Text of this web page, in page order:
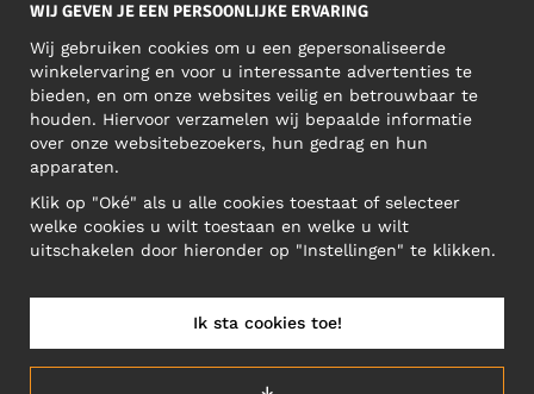
SOCIAL MEDIA
BEDRIJFSADRES
Narva mnt 5, EE-10117 Tallinn
Reg: 12356245
WIJ GEVEN JE EEN PERSOONLIJKE ERVARING
Wij gebruiken cookies om u een gepersonaliseerde
winkelervaring en voor u interessante advertenties te
bieden, en om onze websites veilig en betrouwbaar te
houden. Hiervoor verzamelen wij bepaalde informatie
over onze websitebezoekers, hun gedrag en hun
apparaten.
Klik op "Oké" als u alle cookies toestaat of selecteer
welke cookies u wilt toestaan en welke u wilt
uitschakelen door hieronder op "Instellingen" te klikken.
Ik sta cookies toe!